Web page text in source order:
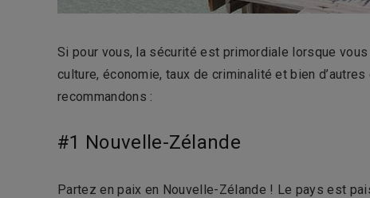
Si pour vous, la sécurité est primordiale lorsque
culture, économie, taux de criminalité et bien
recommandons :
#1 Nouvelle-Zélande
Partez en paix en Nouvelle-Zélande ! Le pays est